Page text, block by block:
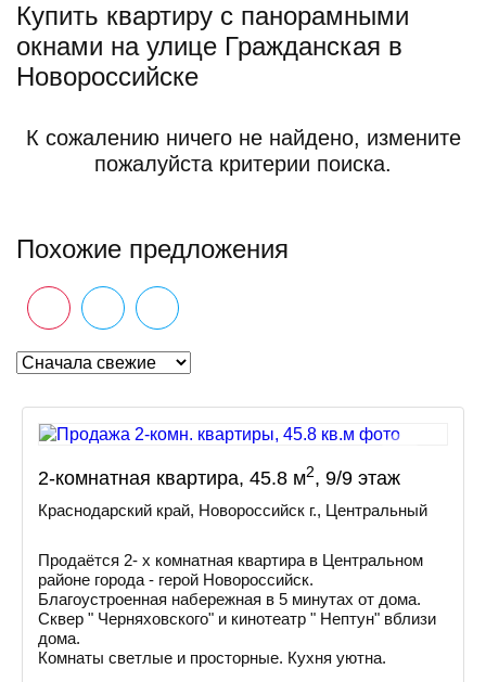
Купить квартиру с панорамными
окнами на улице Гражданская в
Новороссийске
К сожалению ничего не найдено, измените
пожалуйста критерии поиска.
Похожие предложения
2-комнатная квартира, 45.8 м2, 9/9 этаж
Краснодарский край, Новороссийск г., Центральный
Продаётся 2- х комнатная квартира в Центральном
районе города - герой Новороссийск.
Благоустроенная набережная в 5 минутах от дома.
Сквер " Черняховского" и кинотеатр " Нептун" вблизи
дома.
Комнаты светлые и просторные. Кухня уютна.